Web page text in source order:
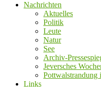
Nachrichten
Aktuelles
Politik
Leute
Natur
See
Archiv-
Jeversches
Pottwalstrandung
Links